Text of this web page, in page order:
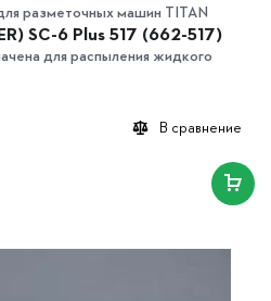
разметочных машин TITAN
SC-6 Plus 517 (662-517)
для распыления жидкого
В сравнение